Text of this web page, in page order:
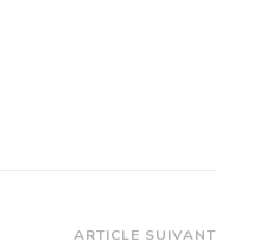
ARTICLE SUIVANT